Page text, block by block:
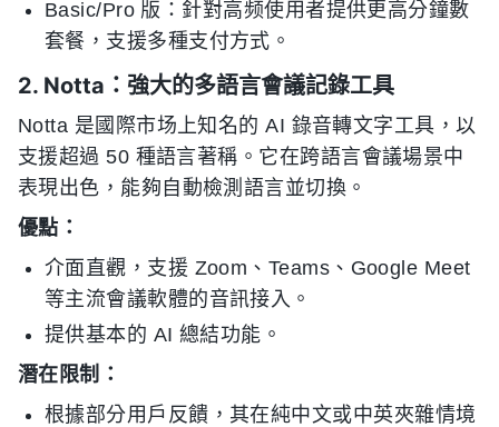
Basic/Pro 版：針對高频使用者提供更高分鐘數
套餐，支援多種支付方式。
2. Notta：強大的多語言會議記錄工具
Notta 是國際市场上知名的 AI 錄音轉文字工具，以
支援超過 50 種語言著稱。它在跨語言會議場景中
表現出色，能夠自動檢測語言並切換。
優點：
介面直觀，支援 Zoom、Teams、Google Meet
等主流會議軟體的音訊接入。
提供基本的 AI 總結功能。
潛在限制：
根據部分用戶反饋，其在純中文或中英夾雜情境